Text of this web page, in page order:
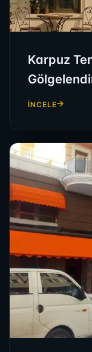
Karpuz
İNCELE